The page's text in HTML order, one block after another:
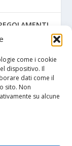
come i cookie
dispositivo. Il
dati come il
sito. Non
su alcune
firmano